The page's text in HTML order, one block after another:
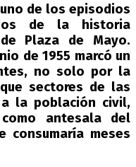
de los episodios
de la historia
Plaza de Mayo.
de 1955 marcó un
no solo por la
sectores de las
a la población civil,
antesala del
consumaría meses